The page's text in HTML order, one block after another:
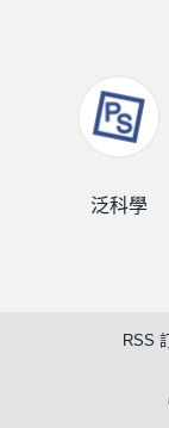
泛科學
RSS